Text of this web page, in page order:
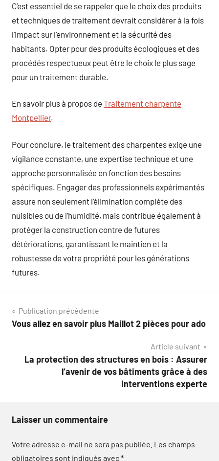
C’est essentiel de se rappeler que le choix des produits
et techniques de traitement devrait considérer à la fois
l’impact sur l’environnement et la sécurité des
habitants. Opter pour des produits écologiques et des
procédés respectueux peut être le choix le plus sage
pour un traitement durable.
En savoir plus à propos de Traitement charpente
Montpellier.
Pour conclure, le traitement des charpentes exige une
vigilance constante, une expertise technique et une
approche personnalisée en fonction des besoins
spécifiques. Engager des professionnels expérimentés
assure non seulement l’élimination complète des
nuisibles ou de l’humidité, mais contribue également à
protéger la construction contre de futures
détériorations, garantissant le maintien et la
robustesse de votre propriété pour les générations
futures.
Navigation
de
Publication précédente
Vous allez en savoir plus Maillot 2 pièces pour ado
Article suivant
La protection des structures en bois : Assurer
l’avenir de vos bâtiments grâce à des
interventions experte
Laisser un commentaire
Votre adresse e-mail ne sera pas publiée. Les champs
obligatoires sont indiqués avec*